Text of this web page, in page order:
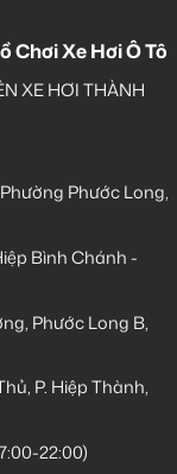
Chơi Xe Hơi Ô Tô
XE HƠI THÀNH
Phước Long,
Bình Chánh -
Phước Long B,
P. Hiệp Thành,
22:00)